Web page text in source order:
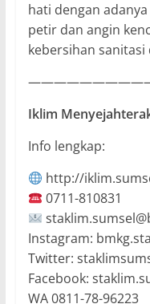
hati dengan
petir dan angin
kebersihan
Iklim
Info lengkap:
http://
0711-810831
Instagram:
Twitter:
Facebook:
WA 0811-78-96223